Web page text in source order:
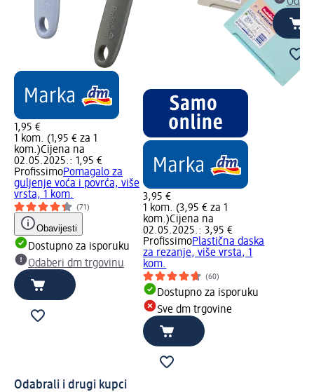
1,95 €
1 kom. (1,95 € za 1
kom.)Cijena na
02.05.2025.: 1,95 €
ProfissimoPomagalo za
guljenje voća i povrća, više
vrsta, 1 kom.
(71)
Obavijesti
Dostupno za isporuku
Odaberi dm trgovinu
3,95 €
1 kom. (3,95 € za 1
kom.)Cijena na
02.05.2025.: 3,95 €
ProfissimoPlastična daska
za rezanje, više vrsta, 1
kom.
(60)
Dostupno za isporuku
Sve dm trgovine
Odabrali i drugi kupci